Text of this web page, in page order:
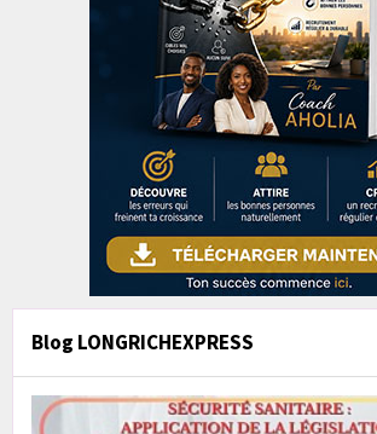
Blog LONGRICHEXPRESS